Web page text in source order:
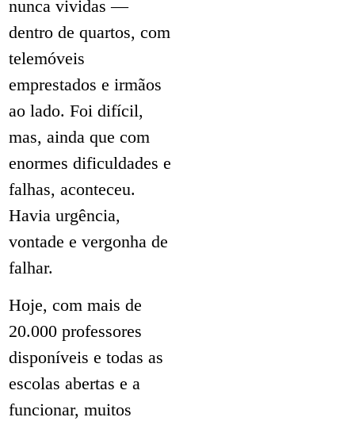
nunca vividas —
dentro de quartos, com
telemóveis
emprestados e irmãos
ao lado. Foi difícil,
mas, ainda que com
enormes dificuldades e
falhas, aconteceu.
Havia urgência,
vontade e vergonha de
falhar.
Hoje, com mais de
20.000 professores
disponíveis e todas as
escolas abertas e a
funcionar, muitos